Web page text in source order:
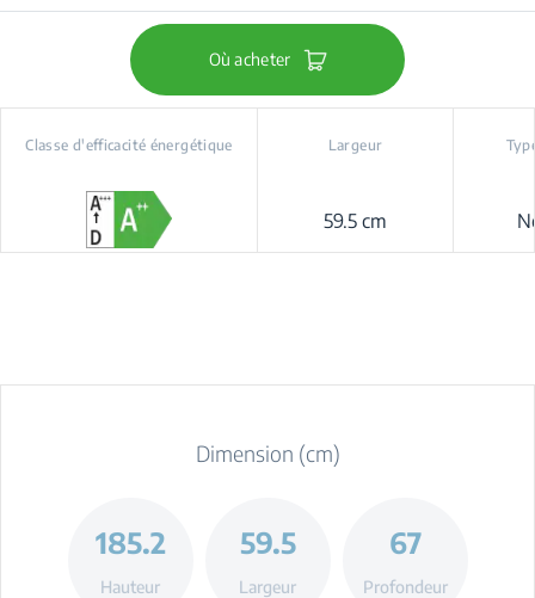
Où acheter
Classe d'efficacité énergétique Largeur
59.5 cm
Dimension (cm)
185.2
Hauteur
59.5
Largeur
67
Profondeur